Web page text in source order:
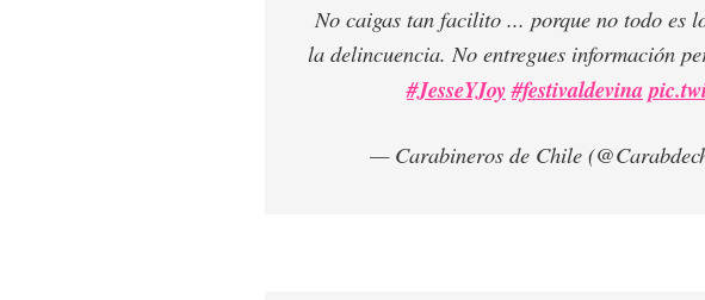
No caigas tan facilito ... porque no todo es
la delincuencia. No entregues información
#JesseYJoy#festivaldevina
— Carabineros de Chile